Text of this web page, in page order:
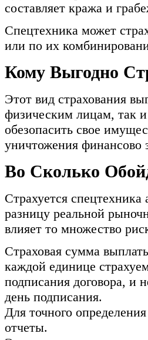
составляет кража и
Спецтехника может
или по их
Кому Выгодно
Этот вид страхования
физическим лицам, так
обезопасить свое
уничтожения финансово
Во Сколько
Страхуется спецтехника
разницу реальной
влияет то множество
Страховая сумма
каждой единице
подписания договора, и
день подписания.
Для точного
отчеты.